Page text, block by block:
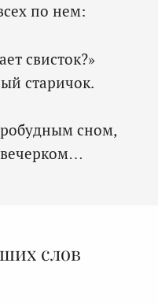
по нем:
свисток?»
старичок.
сном,
слов